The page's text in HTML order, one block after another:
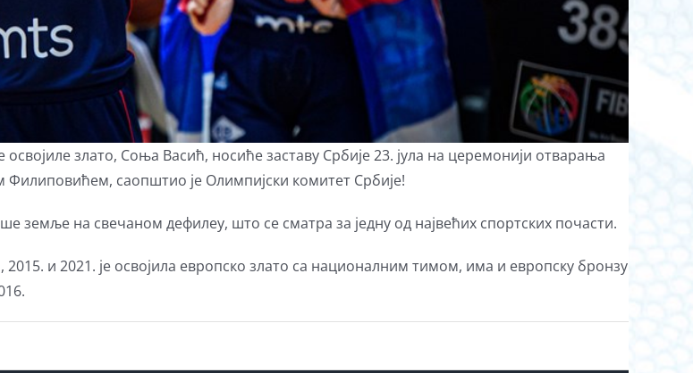
злато, Соња Васић, носиће заставу Србије 23. јула на церемонији отварања
Филиповићем, саопштио је Олимпијски комитет Србије!
земље на свечаном дефилеу, што се сматра за једну од највећих спортских почасти.
и 2021. је освојила европско злато са националним тимом, има и европску бронзу